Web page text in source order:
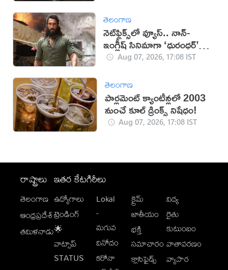
తెలంగాణ
నెట్‌ఫ్లిక్స్‌లో వ్యూస్.. నాన్-
ఇంగ్లీష్ సినిమాగా ‘ధురంధర్’
రికార్డుAug 07, 2026, 17:08 IST
తెలంగాణ
పార్లమెంట్ క్యాంటీన్లలో 2003
నుంచే కూల్ డ్రింక్స్ నిషేధం!
Aug 07, 2026, 17:08 IST
రాష్ట్రాలు
తెలంగాణ
ఆంధ్రప్రదేశ్
తమిళనాడు
ఇతర కేటగిరీలు
ఉద్యోగాలు
ట్రెండింగ్
🌟
వాట్సాప్
STATUS
Lokal
-
మగువ
వినోదం
కరోనా
క్రైమ్
జాతీయం
భక్తి
సమాచారం
క్లాసిఫైడ్స్
విద్య
రైతు
కుటుంబం
వాతావరణం
వ్యాపార